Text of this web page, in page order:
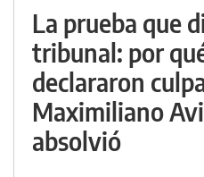
La prueba que
tribunal: por
declararon
Maximiliano
absolvió